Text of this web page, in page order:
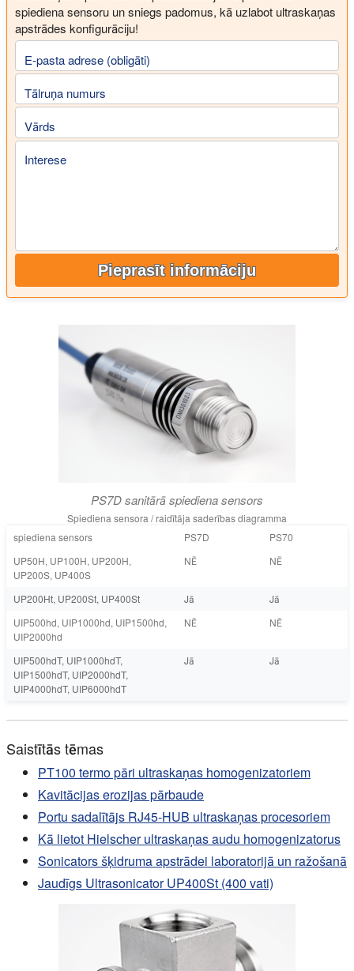
spiediena sensoru un sniegs padomus, kā uzlabot ultraskaņas
apstrādes konfigurāciju!
E-pasta adrese (obligāti)
Tālruņa numurs
Vārds
Interese
Pieprasīt informāciju
PS7D sanitārā spiediena sensors
Spiediena sensora / raidītāja saderības diagramma
spiediena sensors
PS7D
PS70
UP50H, UP100H, UP200H,
UP200S, UP400S
NĒ NĒ
UP200Ht, UP200St, UP400St Jā
Jā
UIP500hd, UIP1000hd, UIP1500hd,
UIP2000hd
NĒ NĒ
UIP500hdT, UIP1000hdT,
UIP1500hdT, UIP2000hdT,
UIP4000hdT, UIP6000hdT
Jā Jā
Saistītās tēmas
PT100 termo pāri ultraskaņas homogenizatoriem
Kavitācijas erozijas pārbaude
Portu sadalītājs RJ45-HUB ultraskaņas procesoriem
Kā lietot Hielscher ultraskaņas audu homogenizatorus
Sonicators šķidruma apstrādei laboratorijā un ražošanā
Jaudīgs Ultrasonicator UP400St (400 vati)